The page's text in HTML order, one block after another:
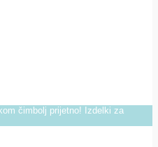
čimbolj prijetno! Izdelki za